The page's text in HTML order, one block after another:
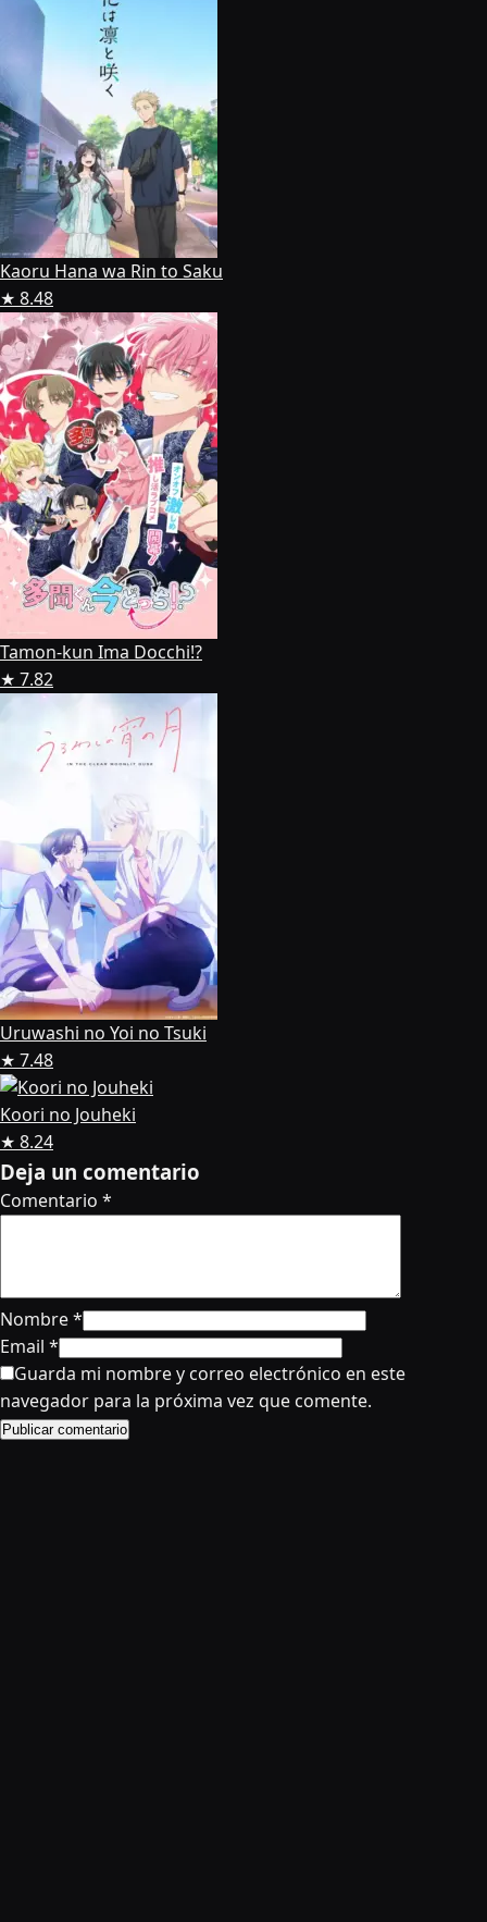
Kaoru Hana wa Rin to Saku
★ 8.48
Tamon-kun Ima Docchi!?
★ 7.82
Uruwashi no Yoi no Tsuki
★ 7.48
Koori no Jouheki
★ 8.24
Deja un comentario
Comentario *
Nombre*
Email *
Guarda mi nombre y correo electrónico en este
navegador para la próxima vez que comente.
Publicar comentario